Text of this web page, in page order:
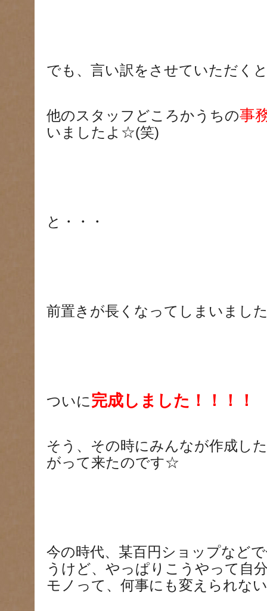
でも、言い訳をさせていただく
他のスタッフどころかうちの事
いましたよ☆(笑)
と・・・
前置きが長くなってしまいまし
ついに完成しました！！！！
そう、その時にみんなが作成し
がって来たのです☆
今の時代、某百円ショップなど
うけど、やっぱりこうやって自
モノって、何事にも変えられない